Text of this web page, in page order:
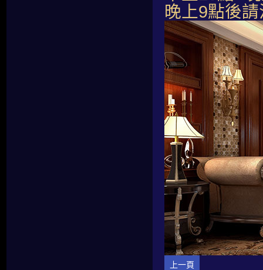
晚上9點後
上一頁